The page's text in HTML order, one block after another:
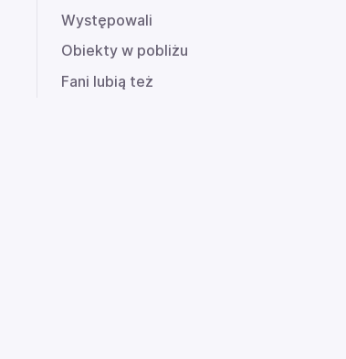
Występowali
Obiekty w pobliżu
Fani lubią też